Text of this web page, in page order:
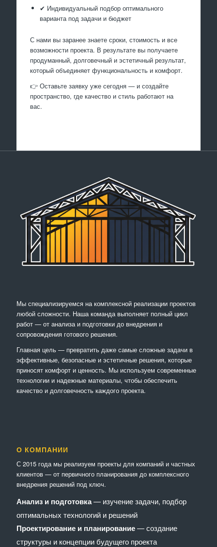
✔ Индивидуальный подбор оптимального
варианта под задачи и бюджет
С нами вы заранее знаете сроки, стоимость и все
возможности проекта. В результате вы получаете
продуманный, долговечный и эстетичный результат,
который объединяет функциональность и комфорт.
👉 Оставьте заявку уже сегодня — и создайте
пространство, где качество и стиль работают на
вас.
Мы специализируемся на комплексной реализации проектов
любой сложности. Наша команда выполняет полный цикл
работ — от анализа и подготовки до внедрения и
сопровождения готового решения.
Главная цель — превратить даже самые сложные задачи в
эффективные, безопасные и эстетичные решения, которые
приносят комфорт и ценность. Мы используем современные
технологии и надежные материалы, чтобы обеспечить
качество и долговечность каждого проекта.
О КОМПАНИИ
С 2015 года мы реализуем проекты для компаний и частных
клиентов — от первичного планирования до комплексного
внедрения решений под ключ.
Анализ и подготовка— изучение задачи, подбор
оптимальных технологий и решений
Проектирование и планирование— создание
структуры и концепции будущего проекта